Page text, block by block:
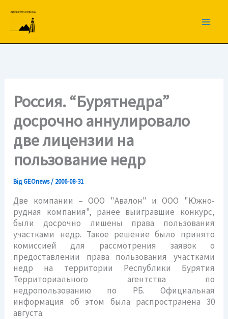
вмісту
Россия. “Бурятнедра”
досрочно аннулировало
две лицензии на
пользование недр
ВідGEOnews/ 2006-08-31
Две компании – ООО "Авалон" и ООО "Южно-
рудная компания", ранее выигравшие конкурс,
были досрочно лишены права пользования
участками недр. Такое решение было принято
комиссией для рассмотрения заявок о
предоставлении права пользования участками
недр на территории Республики Бурятия
Территориального агентства по
недропользованию по РБ. Официальная
информация об этом была распространена 30
августа.